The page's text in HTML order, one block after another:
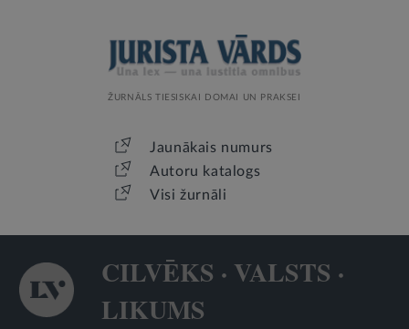
ŽURNĀLS TIESISKAI DOMAI UN PRAKSEI
Jaunākais numurs
Autoru katalogs
Visi žurnāli
CILVĒKS · VALSTS ·
LIKUMS